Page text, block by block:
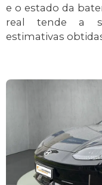
e o estado da
real tende a
estimativas